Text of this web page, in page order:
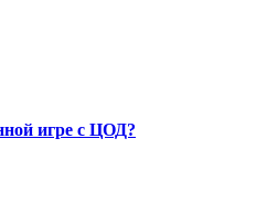
игре с ЦОД?